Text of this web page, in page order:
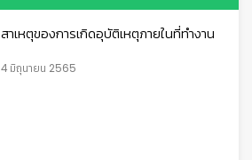
สาเหตุของการเกิดอุบัติเหตุภายในที่ทำงาน
4 มิถุนายน 2565